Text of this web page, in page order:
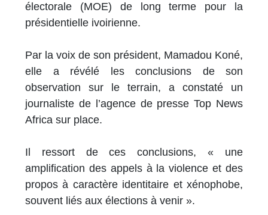
électorale (MOE) de long terme pour la
présidentielle ivoirienne.
Par la voix de son président, Mamadou Koné,
elle a révélé les conclusions de son
observation sur le terrain, a constaté un
journaliste de l’agence de presse Top News
Africa sur place.
Il ressort de ces conclusions, « une
amplification des appels à la violence et des
propos à caractère identitaire et xénophobe,
souvent liés aux élections à venir ».